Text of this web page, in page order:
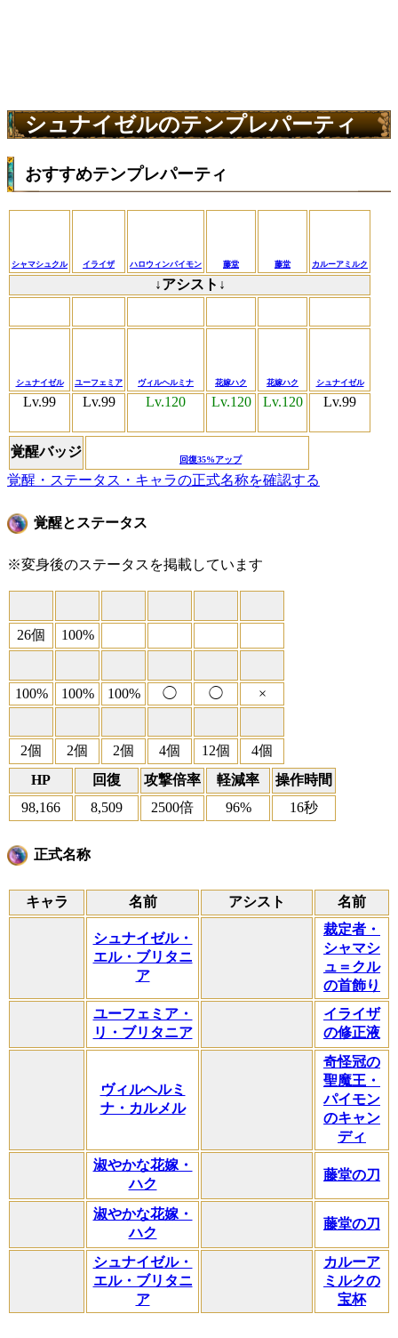
シュナイゼルのテンプレパーティ
おすすめテンプレパーティ
シャマシュクル イライザ ハロウィンパイモン 藤堂 藤堂 カルーアミルク
↓アシスト↓
シュナイゼル ユーフェミア ヴィルヘルミナ 花嫁ハク 花嫁ハク シュナイゼル
Lv.99 Lv.99 Lv.120 Lv.120 Lv.120 Lv.99
覚醒バッジ 回復35%アップ
覚醒・ステータス・キャラの正式名称を確認する
覚醒とステータス
※変身後のステータスを掲載しています
26個 100%
100% 100% 100% ◯ ◯ ×
2個 2個 2個 4個 12個
4個
HP
回復 攻撃倍率 軽減率
操作時間
98,166
8,509 2500倍 96% 16秒
正式名称
キャラ 名前 アシスト 名前
シュナイゼル・
エル・ブリタニ
ア
裁定者・
シャマシ
ュ＝クル
の首飾り
ユーフェミア・
リ・ブリタニア
イライザ
の修正液
ヴィルヘルミ
ナ・カルメル
奇怪冠の
聖魔王・
パイモン
のキャン
ディ
淑やかな花嫁・
ハク
藤堂の刀
淑やかな花嫁・
ハク
藤堂の刀
シュナイゼル・
エル・ブリタニ
ア
カルーア
ミルクの
宝杯